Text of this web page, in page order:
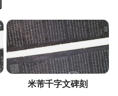
米芾千字文碑刻